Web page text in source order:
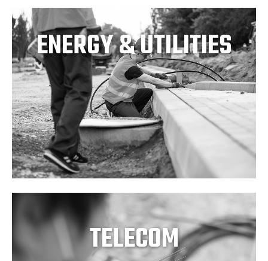
ENERGY & UTILITIES
TELECOM